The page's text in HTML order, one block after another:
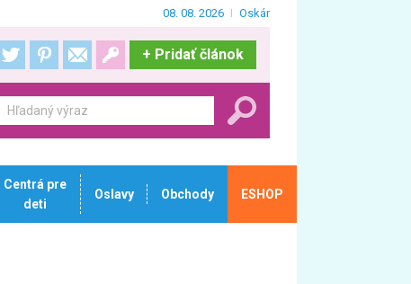
08. 08. 2026 Oskár
+ Pridať článok
Centrá pre
deti
Oslavy Obchody ESHOP